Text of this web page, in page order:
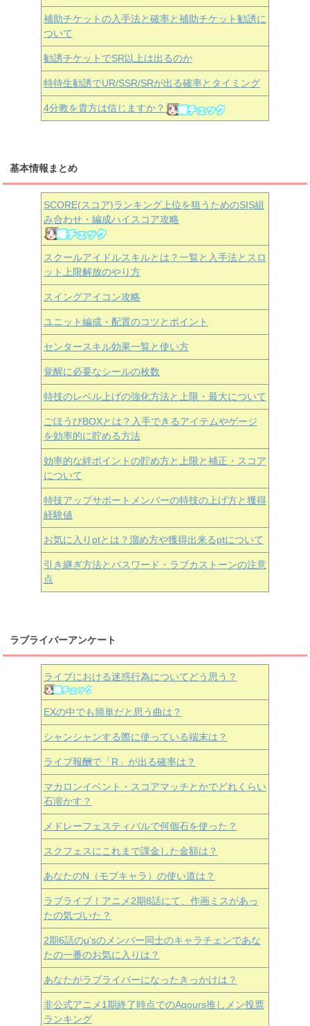
補助チケットの入手法と確率と補助チケット勧誘に
ついて
勧誘チケットでSR以上は出るのか
特待生勧誘でUR/SSR/SRが出る確率とタイミング
4分教を貴方は信じますか？
基本情報まとめ
SCORE(スコア)ランキング上位を狙うためのSIS組
み合わせ・編成ハイスコア攻略
スクールアイドルスキルとは？一覧と入手法とスロ
ット上限解放のやり方
スイングアイコン攻略
ユニット編成・配置のコツとポイント
センタースキル効果一覧と使い方
覚醒に必要なシールの枚数
特技のレベル上げの強化方法と上限・最大について
ごほうびBOXとは？入手できるアイテムやゲージ
を効率的に貯める方法
効率的な絆ポイントの貯め方と上限と補正・スコア
について
特技アップサポートメンバーの特技の上げ方と獲得
経験値
お気に入りptとは？溜め方や獲得出来るptについて
引き継ぎ方法とパスワード・ラブカストーンの注意
点
ラブライバーアンケート
ライブにおける迷惑行為についてどう思う？
EXの中でも簡単だと思う曲は？
シャンシャンする際に使っている端末は？
ライブ報酬で「R」が出る確率は？
マカロンイベント・スコアマッチとかでどれくらい
石溶かす？
メドレーフェスティバルで何個石を使った？
スクフェスにこれまで課金した金額は？
あなたのN（モブキャラ）の使い道は？
ラブライブ！アニメ2期8話にて、作画ミスがあっ
たの気づいた？
2期6話のμ’sのメンバー同士のキャラチェンであな
たの一番のお気に入りは？
あなたがラブライバーになったきっかけは？
非公式アニメ1期終了時点でのAqours推しメン投票
ランキング